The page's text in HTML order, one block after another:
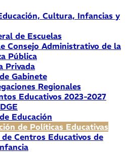
Cultura, Infancias y
de Escuelas
Consejo Administrativo de la
Pública
Privada
Gabinete
Regionales
Educativos 2023-2027
Educación
de Políticas Educativas
de Centros Educativos de